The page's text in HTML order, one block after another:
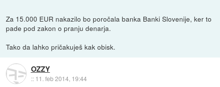
Za 15.000 EUR nakazilo bo poročala banka Banki Slovenije, ker to
pade pod zakon o pranju denarja.
Tako da lahko pričakuješ kak obisk.
OZZY
:: 11. feb 2014, 19:44